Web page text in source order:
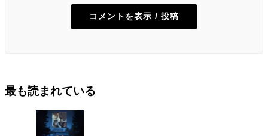
コメントを表示 / 投稿
最も読まれている